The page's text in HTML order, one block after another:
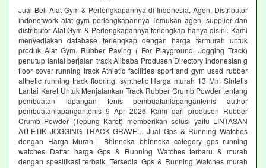
Jual Beli Alat Gym & Perlengkapannya di Indonesia, Agen, Distributor
indonetwork alat gym perlengkapannya Temukan agen, supplier dan
distributor Alat Gym & Perlengkapannya terlengkap hanya disini. Kami
menyediakan database terlengkap dengan harga termurah untuk
produk Alat Gym. Rubber Paving ( For Playground, Jogging Track)
penutup lantai berjalan track Alibaba Produsen Directory indonesian g
floor cover running track Athletic facilities sport and gym used rubber
althetic running track flooring, synthetic Harga murah 13 Mm Sintetis
Lantai Karet Untuk Menjalankan Track Rubber Crumb Powder tentang
pembuatan lapangan tenis pembuatanlapangantenis author
pembuatanlapangantenis 9 Apr 2026 Kami dari produsen Rubber
Crumb Powder (Tepung Karet) memberikan solusi yaitu LINTASAN
ATLETIK JOGGING TRACK GRAVEL. Jual Gps & Running Watches
dengan Harga Murah | Bhinneka bhinneka category gps running
watches Daftar harga Gps & Running Watches terbaru & murah
dengan spesifikasi terbaik. Tersedia Gps & Running Watches murah